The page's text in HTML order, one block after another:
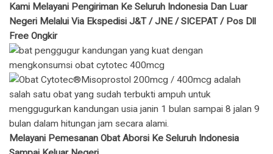
Kami Melayani Pengiriman Ke Seluruh Indonesia Dan Luar
Negeri Melalui Via Ekspedisi J&T / JNE / SICEPAT / Pos Dll
Free Ongkir
Melayani Pemesanan Obat Aborsi Ke Seluruh Indonesia